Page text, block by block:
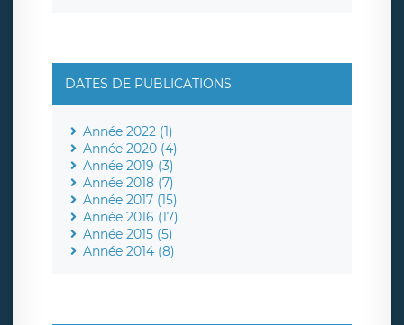
DATES DE PUBLICATIONS
Année 2022 (1)
Année 2020 (4)
Année 2019 (3)
Année 2018 (7)
Année 2017 (15)
Année 2016 (17)
Année 2015 (5)
Année 2014 (8)